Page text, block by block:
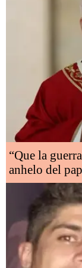
“Que la
anhelo del